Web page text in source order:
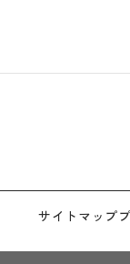
サイトマップ